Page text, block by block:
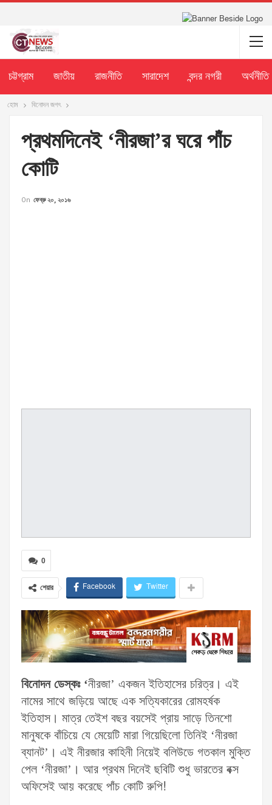
চট্টগ্রাম জাতীয় রাজনীতি সারাদেশ বন্দর নগরী অর্থনীতি
হোম বিনোদন জগৎ
প্রথমদিনেই ‘নীরজা’র ঘরে পাঁচ
কোটি
On ফেব্রু ২০, ২০১৬
0
শেয়ার Facebook Twitter
বিনোদন ডেস্কঃ ‘নীরজা’ একজন ইতিহাসের চরিত্র। এই
নামের সাথে জড়িয়ে আছে এক সত্যিকারের রোমহর্ষক
ইতিহাস। মাত্র তেইশ বছর বয়সেই প্রায় সাড়ে তিনশো
মানুষকে বাঁচিয়ে যে মেয়েটি মারা গিয়েছিলো তিনিই ‘নীরজা
ব্যানট’। এই নীরজার কাহিনী নিয়েই বলিউডে গতকাল মুক্তি
পেল ‘নীরজা’। আর প্রথম দিনেই ছবিটি শুধু ভারতের বক্স
অফিসেই আয় করেছে পাঁচ কোটি রুপি!